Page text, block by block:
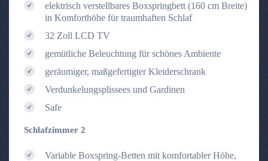
elektrisch verstellbares Boxspringbett (160 cm Breite)
in Komforthöhe für traumhaften Schlaf
32 Zoll LCD TV
gemütliche Beleuchtung für schönes Ambiente
geräumiger, maßgefertigter Kleiderschrank
Verdunkelungsplissees und Gardinen
Safe
Schlafzimmer 2
Variable Boxspring-Betten mit komfortabler Höhe,